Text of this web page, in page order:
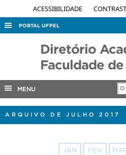
ACESSIBILIDADE
PORTAL UFPEL
ACESSO À INFORMAÇÃO
AUDITORIA
EDITAIS
Diretório
Faculdade
MENU
ARQUIVO DE JULHO 2017
JAN FEV